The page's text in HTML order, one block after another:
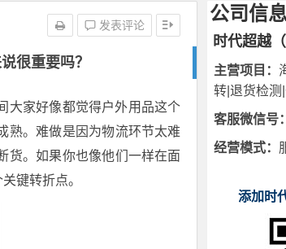
很重要吗？
发表评论
大家好像都觉得户外用品这个
熟。难做是因为物流环节太难
货。如果你也像他们一样在面
键转折点。
公司信
时代超越
主营项目：
转|退货检测
客服微信号：
经营模式：
添加时